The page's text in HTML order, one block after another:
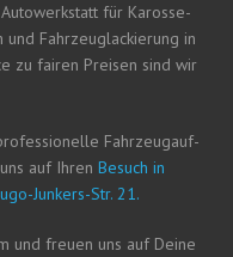
für Karos­se­
und Fahr­zeug­la­ckie­rung in
zu fai­ren Prei­sen sind wir
Fahr­zeug­auf­
auf Ihren Besuch in
Jun­kers-Str. 21.
und freu­en uns auf Dei­ne